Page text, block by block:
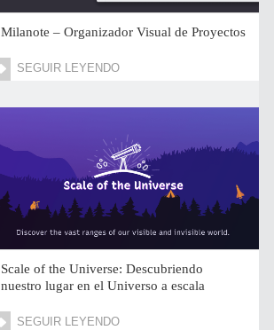
Milanote – Organizador Visual de Proyectos
SEGUIR LEYENDO
Scale of the Universe: Descubriendo
nuestro lugar en el Universo a escala
SEGUIR LEYENDO